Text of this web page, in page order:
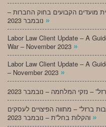
מועדים הקבועים בחוק החברות –
»
Labor Law Client Update – A
War – November 2023 »
Labor Law Client Update – A
– November 2023 »
ברזל” – מתווה הפיצויים לעסקים
»